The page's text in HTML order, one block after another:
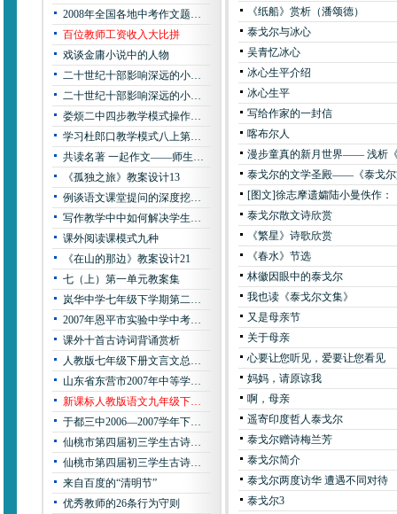
2008年全国各地中考作文题…
百位教师工资收入大比拼
戏谈金庸小说中的人物
二十世纪十部影响深远的小…
二十世纪十部影响深远的小…
娄烦二中四步教学模式操作…
学习杜郎口教学模式八上第…
共读名著 一起作文――师生…
《孤独之旅》教案设计13
例谈语文课堂提问的深度挖…
写作教学中中如何解决学生…
课外阅读课模式九种
《在山的那边》教案设计21
七（上）第一单元教案集
岚华中学七年级下学期第二…
2007年恩平市实验中学中考…
课外十首古诗词背诵赏析
人教版七年级下册文言文总…
山东省东营市2007年中等学…
新课标人教版语文九年级下…
于都三中2006—2007学年下…
仙桃市第四届初三学生古诗…
仙桃市第四届初三学生古诗…
来自百度的“清明节”
优秀教师的26条行为守则
《纸船》赏析（潘颂德）
泰戈尔与冰心
吴青忆冰心
冰心生平介绍
冰心生平
写给作家的一封信
喀布尔人
漫步童真的新月世界—— 浅析
泰戈尔的文学圣殿——《泰戈尔
[图文]徐志摩遗孀陆小曼佚作：
泰戈尔散文诗欣赏
《繁星》诗歌欣赏
《春水》节选
林徽因眼中的泰戈尔
我也读《泰戈尔文集》
又是母亲节
关于母亲
心要让您听见，爱要让您看见
妈妈，请原谅我
啊，母亲
遥寄印度哲人泰戈尔
泰戈尔赠诗梅兰芳
泰戈尔简介
泰戈尔两度访华 遭遇不同对待
泰戈尔3